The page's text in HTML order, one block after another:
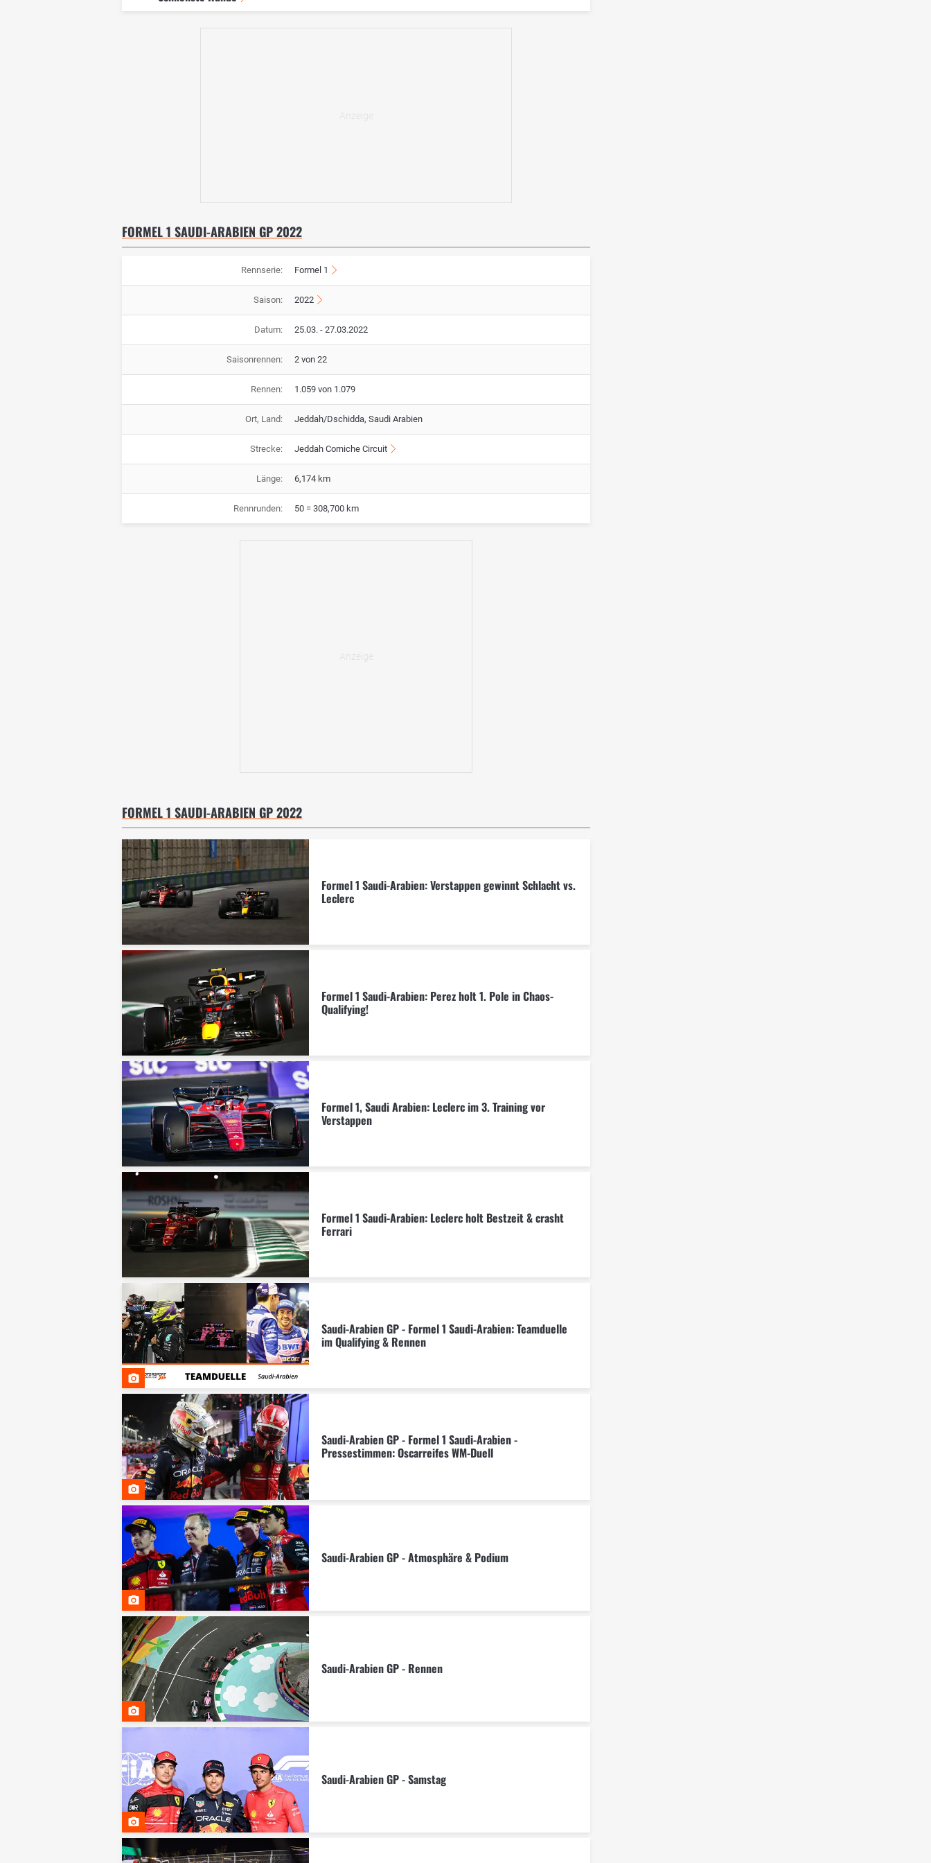
FORMEL 1 SAUDI-ARABIEN GP 2022
Rennserie: Formel 1
Saison: 2022
Datum: 25.03. - 27.03.2022
Saisonrennen: 2 von 22
Rennen: 1.059 von 1.079
Ort, Land: Jeddah/Dschidda, Saudi Arabien
Strecke: Jeddah Corniche Circuit
Länge: 6,174 km
Rennrunden: 50 = 308,700 km
FORMEL 1 SAUDI-ARABIEN GP 2022
Formel 1 Saudi-Arabien: Verstappen gewinnt Schlacht vs.
Leclerc
Formel 1 Saudi-Arabien: Perez holt 1. Pole in Chaos-
Qualifying!
Formel 1, Saudi Arabien: Leclerc im 3. Training vor
Verstappen
Formel 1 Saudi-Arabien: Leclerc holt Bestzeit & crasht
Ferrari
Saudi-Arabien GP - Formel 1 Saudi-Arabien: Teamduelle
im Qualifying & Rennen
Saudi-Arabien GP - Formel 1 Saudi-Arabien -
Pressestimmen: Oscarreifes WM-Duell
Saudi-Arabien GP - Atmosphäre & Podium
Saudi-Arabien GP - Rennen
Saudi-Arabien GP - Samstag